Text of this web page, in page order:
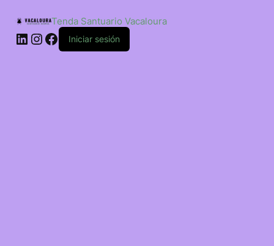
contido
Tenda Santuario Vacaloura
LinkedIn
Instagram
Facebook
Iniciar sesión